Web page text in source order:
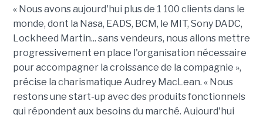
« Nous avons aujourd'hui plus de 1 100 clients dans le
monde, dont la Nasa, EADS, BCM, le MIT, Sony DADC,
Lockheed Martin... sans vendeurs, nous allons mettre
progressivement en place l'organisation nécessaire
pour accompagner la croissance de la compagnie »,
précise la charismatique Audrey MacLean. « Nous
restons une start-up avec des produits fonctionnels
qui répondent aux besoins du marché. Aujourd'hui